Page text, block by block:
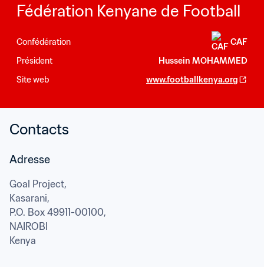
Fédération Kenyane de Football
Confédération
CAF
Président
Hussein MOHAMMED
Site web
www.footballkenya.org
Contacts
Adresse
Goal Project,
Kasarani,
P.O. Box 49911-00100,
NAIROBI
Kenya